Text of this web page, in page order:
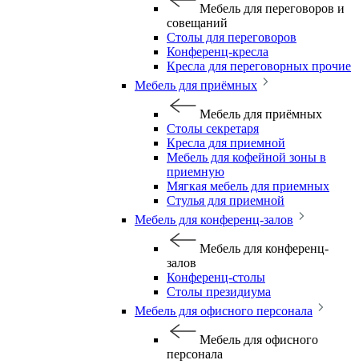
Мебель для переговоров и
совещаний
Столы для переговоров
Конференц-кресла
Кресла для переговорных прочие
Мебель для приёмных
Мебель для приёмных
Столы секретаря
Кресла для приемной
Мебель для кофейной зоны в
приемную
Мягкая мебель для приемных
Стулья для приемной
Мебель для конференц-залов
Мебель для конференц-
залов
Конференц-столы
Столы президиума
Мебель для офисного персонала
Мебель для офисного
персонала